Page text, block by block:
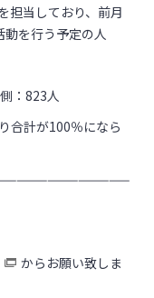
担当しており、前月
を行う予定の人
：823人
合計が100％になら
からお願い致しま